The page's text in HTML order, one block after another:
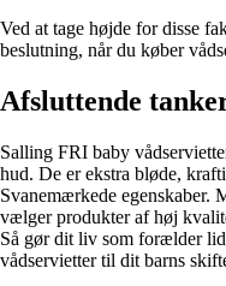
Ved at tage højde for disse
beslutning, når du køber
Afsluttende
Salling FRI baby
hud. De er ekstra bløde,
Svanemærkede egenskaber.
vælger produkter af høj
Så gør dit liv som forælder
vådservietter til dit barns